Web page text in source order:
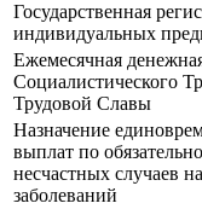
Государственная
индивидуальных
Ежемесячная
Социалистического
Трудовой Славы
Назначение
выплат по
несчастных случаев
заболеваний